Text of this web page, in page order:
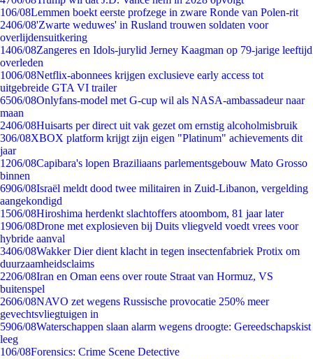
106/08Lemmen boekt eerste profzege in zware Ronde van Polen-rit
2406/08'Zwarte weduwes' in Rusland trouwen soldaten voor
overlijdensuitkering
1406/08Zangeres en Idols-jurylid Jerney Kaagman op 79-jarige leeftijd
overleden
1006/08Netflix-abonnees krijgen exclusieve early access tot
uitgebreide GTA VI trailer
6506/08Onlyfans-model met G-cup wil als NASA-ambassadeur naar
maan
2406/08Huisarts per direct uit vak gezet om ernstig alcoholmisbruik
306/08XBOX platform krijgt zijn eigen "Platinum" achievements dit
jaar
1206/08Capibara's lopen Braziliaans parlementsgebouw Mato Grosso
binnen
6906/08Israël meldt dood twee militairen in Zuid-Libanon, vergelding
aangekondigd
1506/08Hiroshima herdenkt slachtoffers atoombom, 81 jaar later
1906/08Drone met explosieven bij Duits vliegveld voedt vrees voor
hybride aanval
3406/08Wakker Dier dient klacht in tegen insectenfabriek Protix om
duurzaamheidsclaims
2206/08Iran en Oman eens over route Straat van Hormuz, VS
buitenspel
2606/08NAVO zet wegens Russische provocatie 250% meer
gevechtsvliegtuigen in
5906/08Waterschappen slaan alarm wegens droogte: Gereedschapskist
leeg
106/08Forensics: Crime Scene Detective